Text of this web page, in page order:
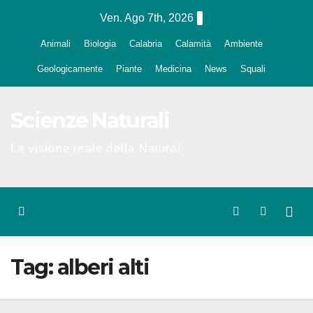
Ven. Ago 7th, 2026
Animali Biologia Calabria Calamità Ambiente
Geologicamente Piante Medicina News Squali
Tag:alberi alti